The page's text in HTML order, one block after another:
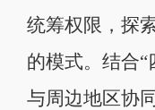
统筹权限，探
的模式。结合“
与周边地区协